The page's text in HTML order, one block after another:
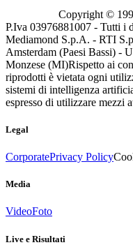
Copyright ©
P.Iva 03976881007 - Tutti i
Mediamond S.p.A. - RTI
Amsterdam (Paesi Bassi) -
Monzese (MI)Rispetto ai
riprodotti è vietata ogni
sistemi di intelligenza
espresso di utilizzare mezzi
Legal
CorporatePrivacy Policy
Media
VideoFoto
Live e Risultati